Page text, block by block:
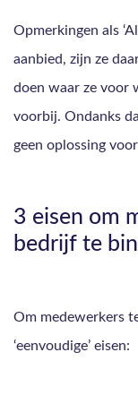
Opmerkingen als
aanbied, zijn ze
doen waar ze voor
voorbij. Ondanks
geen oplossing voor
3 eisen om
bedrijf te
Om medewerkers
‘eenvoudige’ eisen: